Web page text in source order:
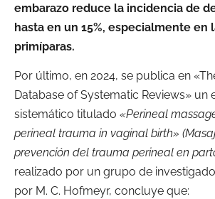
embarazo reduce la incidencia de
hasta en un 15%, especialmente en
primíparas.
Por último, en 2024, se publica en
Database of Systematic Reviews» un
sistemático titulado «Perineal
perineal trauma in vaginal birth»
prevención del trauma perineal en
realizado por un grupo de
por M. C. Hofmeyr, concluye que: